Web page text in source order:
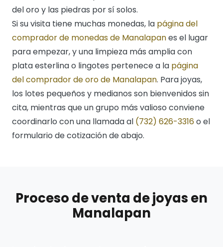
del oro y las piedras por sí solos.
Si su visita tiene muchas monedas, la página del
comprador de monedas de Manalapanes el lugar
para empezar, y una limpieza más amplia con
plata esterlina o lingotes pertenece a la página
del comprador de oro de Manalapan. Para joyas,
los lotes pequeños y medianos son bienvenidos sin
cita, mientras que un grupo más valioso conviene
coordinarlo con una llamada al (732) 626-3316o el
formulario de cotización de abajo.
Proceso de venta de joyas en
Manalapan